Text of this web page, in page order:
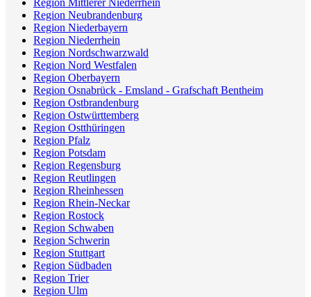
Region Mittlerer Niederrhein
Region Neubrandenburg
Region Niederbayern
Region Niederrhein
Region Nordschwarzwald
Region Nord Westfalen
Region Oberbayern
Region Osnabrück - Emsland - Grafschaft Bentheim
Region Ostbrandenburg
Region Ostwürttemberg
Region Ostthüringen
Region Pfalz
Region Potsdam
Region Regensburg
Region Reutlingen
Region Rheinhessen
Region Rhein-Neckar
Region Rostock
Region Schwaben
Region Schwerin
Region Stuttgart
Region Südbaden
Region Trier
Region Ulm